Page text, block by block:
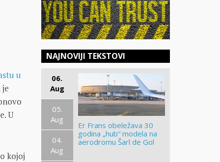
u
U
kojoj
NAJNOVIJI TEKSTOVI
06.
Aug
05.
Aug
04.
Aug
Er Frans obeležava 30
godina „hub“ modela na
aerodromu Šarl de Gol